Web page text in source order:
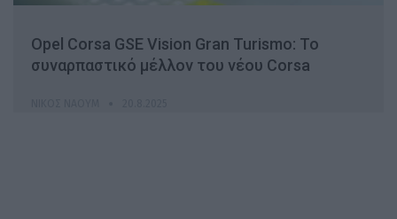
Opel Corsa GSE Vision Gran Turismo: Το
συναρπαστικό μέλλον του νέου Corsa